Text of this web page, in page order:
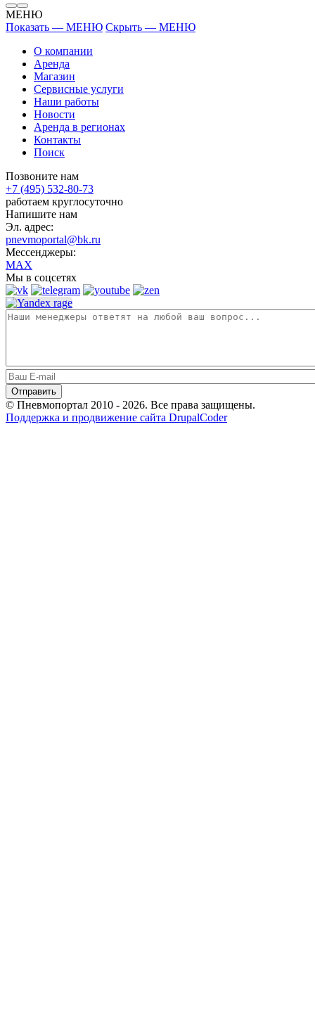
МЕНЮ
Показать — МЕНЮ Скрыть — МЕНЮ
О компании
Аренда
Магазин
Сервисные услуги
Наши работы
Новости
Аренда в регионах
Контакты
Поиск
Позвоните нам
+7 (495) 532-80-73
работаем круглосуточно
Напишите нам
Эл. адрес:
pnevmoportal@bk.ru
Мессенджеры:
MAX
Мы в соцсетях
© Пневмопортал 2010 - 2026. Все права защищены.
Поддержка и продвижение сайта DrupalCoder